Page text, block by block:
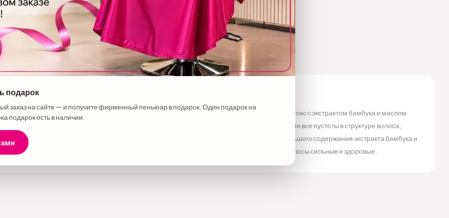
товара
Страна - Бразилия Категория - Ботокс Сила состава - Выпрямление средней волны Ботокс с экстрактом бамбука и маслом
Состав уплотняет истонченных волос и способствует ускорению роста волос. Ботокс, заполняя все пустоты в структуре волоса,
их, при этом активно восстанавливает. Процесс восстановления происходит за счет большого содержания экстракта бамбука и
составе, питает волосы изнутри, придавая при этом естественную гладкость. В результате волосы сильные и здоровые.
подарок
заказ на сайте — и получите фирменный пеньюар в подарок. Один подарок на
подарок есть в наличии.